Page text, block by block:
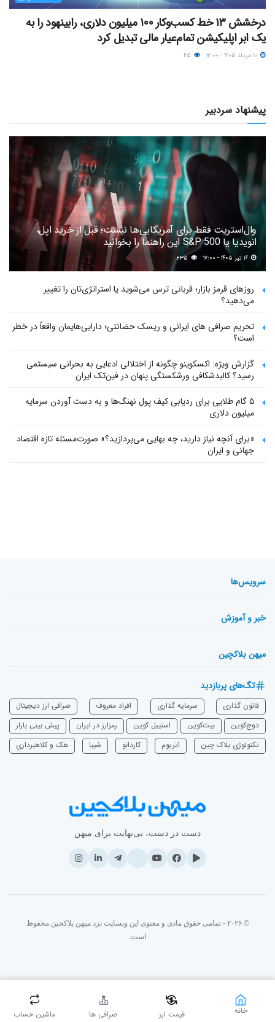
درخشش ۱۳ خط کسب‌وکار ۱۰۰ میلیون دلاری، رابینهود را به
یک ابر اپلیکیشن تمام‌عیار مالی تبدیل کرد
پیشنهاد سردبیر
وال‌استریت فقط برای آمریکایی‌ها نیست؛ قبل از خرید اپل،
انویدیا یا S&P 500 این راهنما را بخوانید
۲۳۵
روزهای قرمز بازار؛ قربانی ترس می‌شوید یا استراتژی‌تان را تغییر
می‌دهید؟
تحریم صرافی های ایرانی و ریسک حضانتی؛ دارایی‌هایمان واقعاً در خطر
است؟
گزارش ویژه: اکسکوینو چگونه از اختلالی ادعایی به بحرانی سیستمی
رسید؟ کالبدشکافی ورشکستگی پنهان در فین‌تک ایران
۵ گام طلایی برای ردیابی کیف پول‌ نهنگ‌ها و به دست آوردن سرمایه
میلیون دلاری
«برای آنچه نیاز دارید، چه بهایی می‌پردازید؟» صورت‌مسئله تازه اقتصاد
جهانی و ایران
خانه قیمت ارز صرافی ها ماشین حساب
سرویس‌ها
خبر و آموزش
میهن بلاکچین
تگ‌های پربازدید
قانون گذاری سرمایه‌ گذاری افراد معروف
صرافی ارز دیجیتال
دوج‌کوین
بیت‌کوین استیبل کوین رمزارز در ایران
پیش بینی بازار
تکنولوژی بلاک چین
اتریوم ‌کاردانو شیبا هک و کلاهبرداری
دست در دست، بی‌نهایت برای میهن
© ۲۰۲۶ - تمامی حقوق مادی و معنوی این وبسایت نزد میهن بلاکچین محفوظ
است.